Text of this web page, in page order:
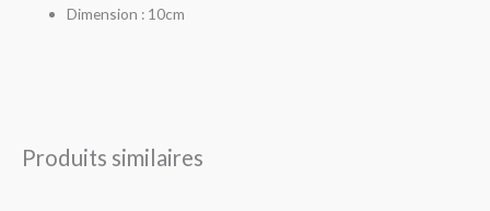
Dimension : 10cm
Produits similaires